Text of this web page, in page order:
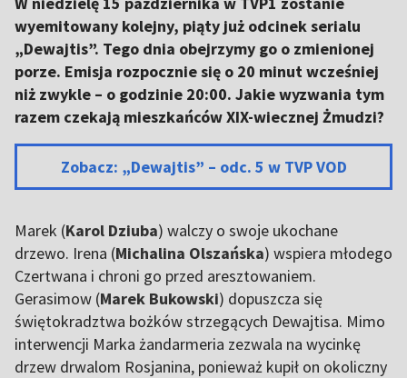
wyemitowany kolejny, piąty już odcinek serialu
„Dewajtis”. Tego dnia obejrzymy go o zmienionej
porze. Emisja rozpocznie się o 20 minut wcześniej
niż zwykle – o godzinie 20:00. Jakie wyzwania tym
razem czekają mieszkańców XIX-wiecznej Żmudzi?
Zobacz: „Dewajtis” – odc. 5 w TVP VOD
Marek (Karol Dziuba) walczy o swoje ukochane
drzewo. Irena (Michalina Olszańska) wspiera młodego
Czertwana i chroni go przed aresztowaniem.
Gerasimow (Marek Bukowski) dopuszcza się
świętokradztwa bożków strzegących Dewajtisa. Mimo
interwencji Marka żandarmeria zezwala na wycinkę
drzew drwalom Rosjanina, ponieważ kupił on okoliczny